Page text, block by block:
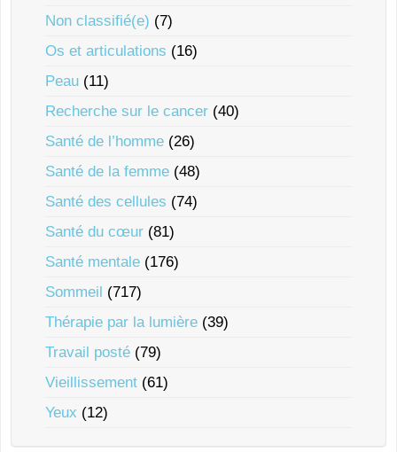
Non classifié(e) (7)
Os et articulations (16)
Peau (11)
Recherche sur le cancer (40)
Santé de l’homme (26)
Santé de la femme (48)
Santé des cellules (74)
Santé du cœur (81)
Santé mentale (176)
Sommeil (717)
Thérapie par la lumière (39)
Travail posté (79)
Vieillissement (61)
Yeux (12)